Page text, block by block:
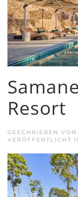
Resort
GESCHRIEBEN VON
VERÖFFENTLICHT